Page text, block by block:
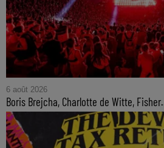
6 août 2026
Boris Brejcha, Charlotte de Witte,